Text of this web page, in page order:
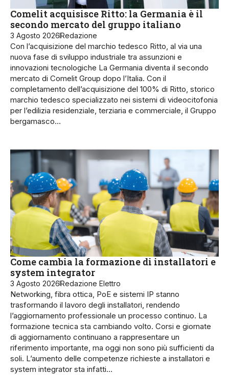
Comelit acquisisce Ritto: la Germania è il
secondo mercato del gruppo italiano
3 Agosto 2026Redazione
Con l’acquisizione del marchio tedesco Ritto, al via una
nuova fase di sviluppo industriale tra assunzioni e
innovazioni tecnologiche La Germania diventa il secondo
mercato di Comelit Group dopo l’Italia. Con il
completamento dell’acquisizione del 100% di Ritto, storico
marchio tedesco specializzato nei sistemi di videocitofonia
per l’edilizia residenziale, terziaria e commerciale, il Gruppo
bergamasco…
Come cambia la formazione di installatori e
system integrator
3 Agosto 2026Redazione Elettro
Networking, fibra ottica, PoE e sistemi IP stanno
trasformando il lavoro degli installatori, rendendo
l’aggiornamento professionale un processo continuo. La
formazione tecnica sta cambiando volto. Corsi e giornate
di aggiornamento continuano a rappresentare un
riferimento importante, ma oggi non sono più sufficienti da
soli. L’aumento delle competenze richieste a installatori e
system integrator sta infatti…